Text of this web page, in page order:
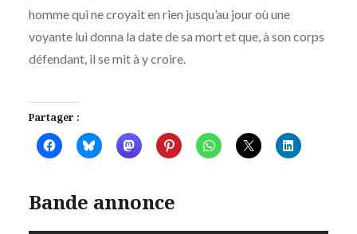
homme qui ne croyait en rien jusqu’au jour où une
voyante lui donna la date de sa mort et que, à son corps
défendant, il se mit à y croire.
Partager :
Bande annonce